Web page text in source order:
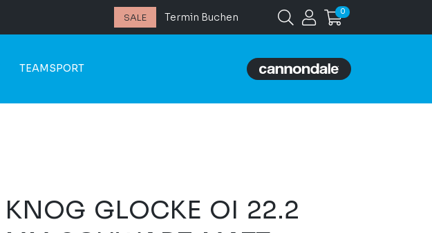
SALE Termin Buchen 0
TEAMSPORT
KNOG GLOCKE OI 22.2